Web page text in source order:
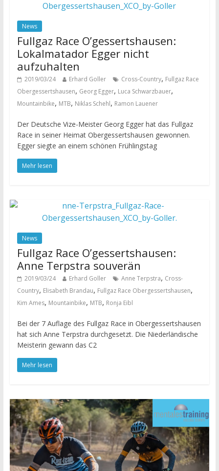
News
Fullgaz Race O’gessertshausen:
Lokalmatador Egger nicht
aufzuhalten
2019/03/24 Erhard Goller Cross-Country, Fullgaz Race
Obergessertshausen, Georg Egger, Luca Schwarzbauer,
Mountainbike, MTB, Niklas Schehl, Ramon Lauener
Der Deutsche Vize-Meister Georg Egger hat das Fullgaz
Race in seiner Heimat Obergessertshausen gewonnen.
Egger siegte an einem schönen Frühlingstag
Mehr lesen
News
Fullgaz Race O’gessertshausen:
Anne Terpstra souverän
2019/03/24 Erhard Goller Anne Terpstra, Cross-
Country, Elisabeth Brandau, Fullgaz Race Obergessertshausen,
Kim Ames, Mountainbike, MTB, Ronja Eibl
Bei der 7 Auflage des Fullgaz Race in Obergessertshausen
hat sich Anne Terpstra durchgesetzt. Die Niederländische
Meisterin gewann das C2
Mehr lesen